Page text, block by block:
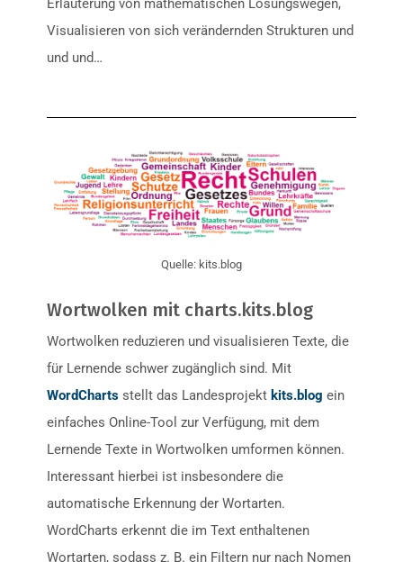
Erläuterung von mathematischen Lösungswegen,
Visualisieren von sich verändernden Strukturen und
und und…
Quelle: kits.blog
Wortwolken mit charts.kits.blog
Wortwolken reduzieren und visualisieren Texte, die
für Lernende schwer zugänglich sind. Mit
WordCharts stellt das Landesprojekt kits.blog ein
einfaches Online-Tool zur Verfügung, mit dem
Lernende Texte in Wortwolken umformen können.
Interessant hierbei ist insbesondere die
automatische Erkennung der Wortarten.
WordCharts erkennt die im Text enthaltenen
Wortarten, sodass z. B. ein Filtern nur nach Nomen